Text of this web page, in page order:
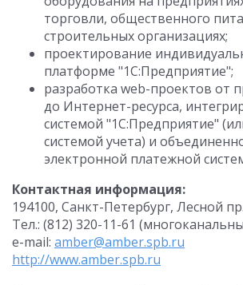
торговли, общественного
строительных организациях;
проектирование
платформе "1С:Предприятие";
разработка web-проектов от
до Интернет-ресурса,
системой "1С:Предприятие"
системой учета) и
электронной платежной
Контактная информация:
194100, Санкт-Петербург, Лесной
Тел.: (812) 320-11-61
e-mail: amber@amber.spb.ru
http://www.amber.spb.ru